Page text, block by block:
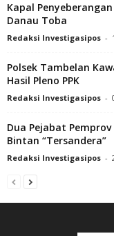
Kapal
Danau Toba
Redaksi Investigasipos -
Polsek Tambelan
Hasil Pleno PPK
Redaksi Investigasipos -
Dua Pejabat
Bintan “Tersandera”
Redaksi Investigasipos -